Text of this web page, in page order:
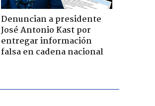
Denuncian a presidente
José Antonio Kast por
entregar información
falsa en cadena nacional